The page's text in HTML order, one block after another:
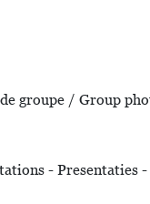
groupe / Group
- Presentaties